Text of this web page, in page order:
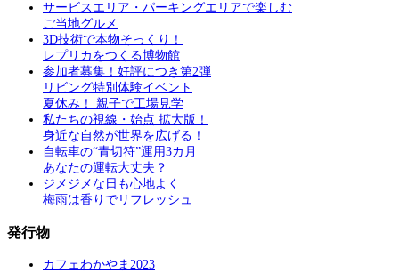
サービスエリア・パーキングエリアで楽しむ
ご当地グルメ
3D技術で本物そっくり！
レプリカをつくる博物館
参加者募集！好評につき第2弾
リビング特別体験イベント
夏休み！ 親子で工場見学
私たちの視線・始点 拡大版！
身近な自然が世界を広げる！
自転車の“青切符”運用3カ月
あなたの運転大丈夫？
ジメジメな日も心地よく
梅雨は香りでリフレッシュ
発行物
カフェわかやま2023